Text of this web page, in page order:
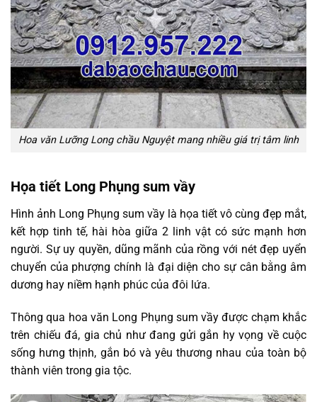
Hoa văn Lưỡng Long chầu Nguyệt mang nhiều giá trị tâm linh
Họa tiết Long Phụng sum vầy
Hình ảnh Long Phụng sum vầy là họa tiết vô cùng đẹp mắt,
kết hợp tinh tế, hài hòa giữa 2 linh vật có sức mạnh hơn
người. Sự uy quyền, dũng mãnh của rồng với nét đẹp uyển
chuyển của phượng chính là đại diện cho sự cân bằng âm
dương hay niềm hạnh phúc của đôi lứa.
Thông qua hoa văn Long Phụng sum vầy được chạm khắc
trên chiếu đá, gia chủ như đang gửi gắn hy vọng về cuộc
sống hưng thịnh, gắn bó và yêu thương nhau của toàn bộ
thành viên trong gia tộc.